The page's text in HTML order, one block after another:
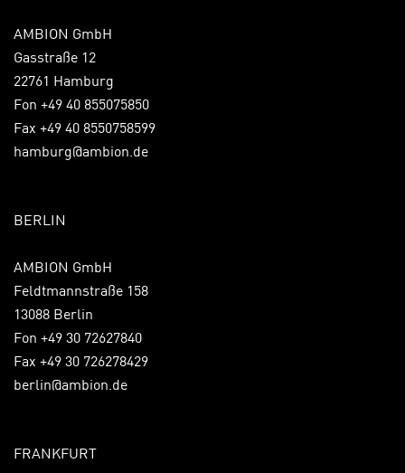
AMBION GmbH
Gasstraße 12
22761 Hamburg
Fon +49 40 855075850
Fax +49 40 8550758599
hamburg@ambion.de
BERLIN
AMBION GmbH
Feldtmannstraße 158
13088 Berlin
Fon +49 30 72627840
Fax +49 30 726278429
berlin@ambion.de
FRANKFURT